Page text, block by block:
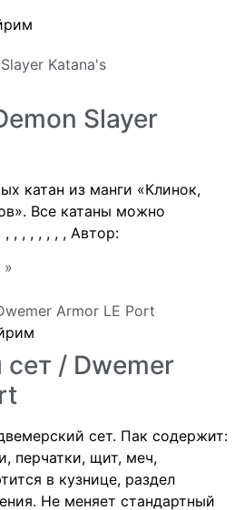
Slayer
катан из манги «Клинок,
Все катаны можно
, , , , , , , , Автор:
»
/ Dwemer
сет. Пак содержит:
перчатки, щит, меч,
в кузнице, раздел
Не меняет стандартный